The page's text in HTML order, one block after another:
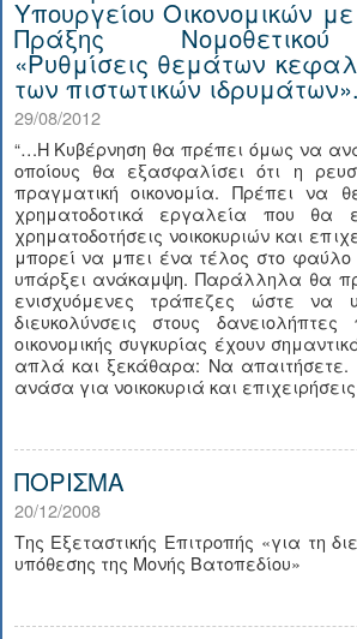
Υπουργείου Οικονομικών
Πράξης Νομοθετικού
«Ρυθμίσεις θεμάτων
των πιστωτικών ιδρυμάτων».
29/08/2012
“…Η Κυβέρνηση θα πρέπει όμως να
οποίους θα εξασφαλίσει ότι η
πραγματική οικονομία. Πρέπει να
χρηματοδοτικά εργαλεία που θα
χρηματοδοτήσεις νοικοκυριών και
μπορεί να μπει ένα τέλος στο φαύλο
υπάρξει ανάκαμψη. Παράλληλα θα
ενισχυόμενες τράπεζες ώστε να
διευκολύνσεις στους
οικονομικής συγκυρίας έχουν
απλά και ξεκάθαρα: Να απαιτήσετε.
ανάσα για νοικοκυριά και
ΠΟΡΙΣΜΑ
20/12/2008
Της Εξεταστικής Επιτροπής «για τη
υπόθεσης της Μονής Βατοπεδίου»